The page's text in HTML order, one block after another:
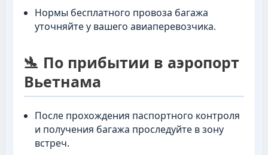
Нормы бесплатного провоза багажа
уточняйте у вашего авиаперевозчика.
🛬 По прибытии в аэропорт
Вьетнама
После прохождения паспортного контроля
и получения багажа проследуйте в зону
встреч.